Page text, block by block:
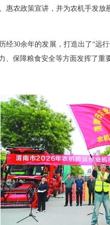
惠农政策宣讲，并为农机手发
30余年的发展，打造出了“远行
、保障粮食安全等方面发挥了重